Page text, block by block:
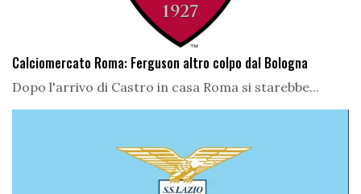
Calciomercato Roma: Ferguson altro colpo dal Bologna
Dopo l'arrivo di Castro in casa Roma si starebbe...